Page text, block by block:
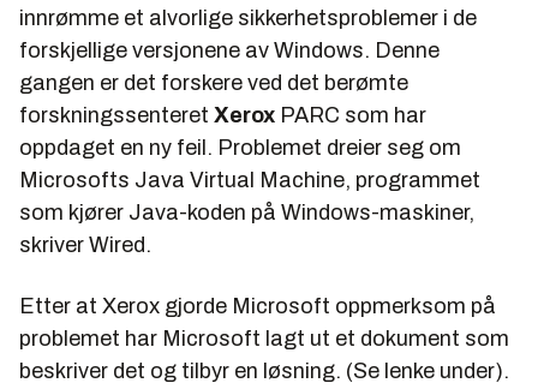
innrømme et alvorlige sikkerhetsproblemer i de
forskjellige versjonene av Windows. Denne
gangen er det forskere ved det berømte
forskningssenteret Xerox PARC som har
oppdaget en ny feil. Problemet dreier seg om
Microsofts Java Virtual Machine, programmet
som kjører Java-koden på Windows-maskiner,
skriver Wired .
Etter at Xerox gjorde Microsoft oppmerksom på
problemet har Microsoft lagt ut et dokument som
beskriver det og tilbyr en løsning. (Se lenke under).